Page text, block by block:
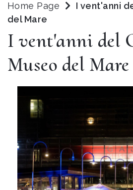
Home Page
I vent'anni
del Mare
I vent'anni del
Museo del Mare